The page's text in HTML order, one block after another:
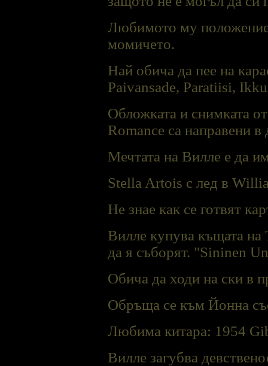
Любимото му положение
момичето.
Най обича да пее на
Paivansade, Paratiisi,
Обложката и снимката
Romance са направени
Мечтата на Виллe е да
Stella Artois с лед в
Не знае как се готвят
Вилле купува къщата на
да я съборят. "Sininen
Обича да ходи на ски в
Обръща се към Йонна
Любима китара: 1954
Вилле загубва